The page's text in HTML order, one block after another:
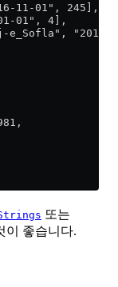
11-01", 245],
01", 4],
e_Sofla", "2017-
또는
이 좋습니다.